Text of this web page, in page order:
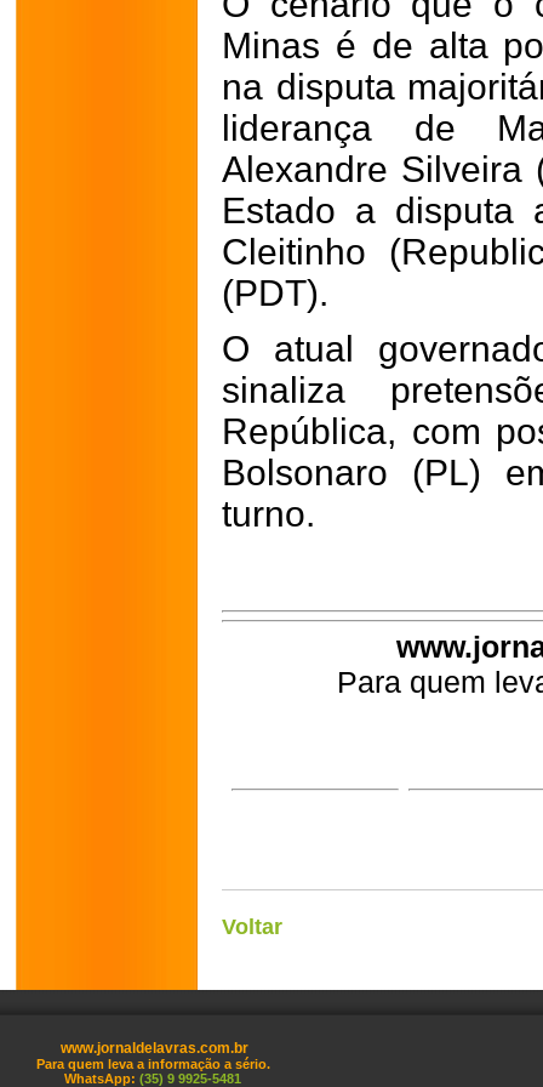
Minas é de alta
na disputa
liderança de
Alexandre Silveira
Estado a disputa
Cleitinho
(PDT).
O atual
sinaliza
República, com
Bolsonaro (PL)
turno.
Para quem
Voltar
www.jornaldelavras.com.br
Para quem leva a informação a sério.
WhatsApp: (35) 9 9925-5481